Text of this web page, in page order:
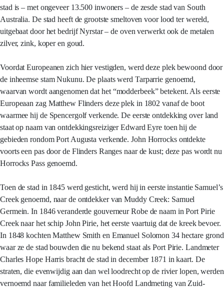
stad is – met ongeveer 13.500 inwoners – de zesde stad van South
Australia. De stad heeft de grootste smeltoven voor lood ter wereld,
uitgebaat door het bedrijf Nyrstar – de oven verwerkt ook de metalen
zilver, zink, koper en goud.
Voordat Europeanen zich hier vestigden, werd deze plek bewoond door
de inheemse stam Nukunu. De plaats werd Tarparrie genoemd,
waarvan wordt aangenomen dat het “modderbeek” betekent. Als eerste
Europeaan zag Matthew Flinders deze plek in 1802 vanaf de boot
waarmee hij de Spencergolf verkende. De eerste ontdekking over land
staat op naam van ontdekkingsreiziger Edward Eyre toen hij de
gebieden rondom Port Augusta verkende. John Horrocks ontdekte
voorts een pas door de Flinders Ranges naar de kust; deze pas wordt nu
Horrocks Pass genoemd.
Toen de stad in 1845 werd gesticht, werd hij in eerste instantie Samuel’s
Creek genoemd, naar de ontdekker van Muddy Creek: Samuel
Germein. In 1846 veranderde gouverneur Robe de naam in Port Pirie
Creek naar het schip John Pirie, het eerste vaartuig dat de kreek bevoer.
In 1848 kochten Matthew Smith en Emanuel Solomon 34 hectare grond
waar ze de stad bouwden die nu bekend staat als Port Pirie. Landmeter
Charles Hope Harris bracht de stad in december 1871 in kaart. De
straten, die evenwijdig aan dan wel loodrecht op de rivier lopen, werden
vernoemd naar familieleden van het Hoofd Landmeting van Zuid-